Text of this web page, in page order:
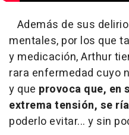
Además de sus
mentales, por los que
y medicación, Arthur
rara enfermedad cuyo
y que provoca que, en
extrema tensión, se
poderlo evitar... y sin